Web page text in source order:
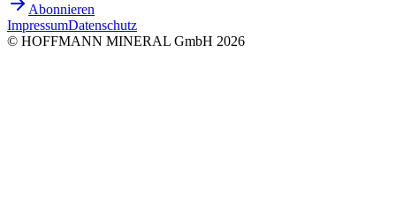
Abonnieren
ImpressumDatenschutz
© HOFFMANN MINERAL GmbH 2026